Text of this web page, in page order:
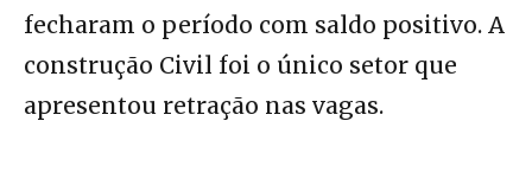
fecharam o período com saldo positivo. A
construção Civil foi o único setor que
apresentou retração nas vagas.